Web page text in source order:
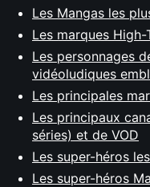
Les Mangas les
Les marques High-
Les personnages
vidéoludiques
Les principales
Les principaux
séries) et de VOD
Les super-héros
Les super-héros